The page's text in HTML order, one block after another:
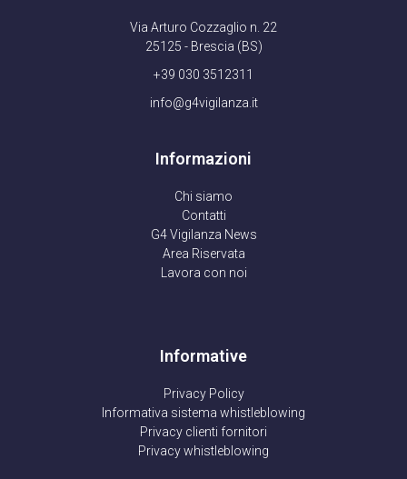
Via Arturo Cozzaglio n. 22
25125 - Brescia (BS)
+39 030 3512311
info@g4vigilanza.it
Informazioni
Chi siamo
Contatti
G4 Vigilanza News
Area Riservata
Lavora con noi
Informative
Privacy Policy
Informativa sistema whistleblowing
Privacy clienti fornitori
Privacy whistleblowing